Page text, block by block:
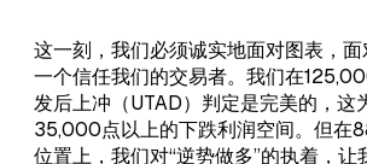
这一刻，我们必须诚实地面对图表，
一个信任我们的交易者。我们在
发后上冲（UTAD）判定是完美的，这
35,000点以上的下跌利润空间。但在
位置上，我们对“逆势做多”的执着，让